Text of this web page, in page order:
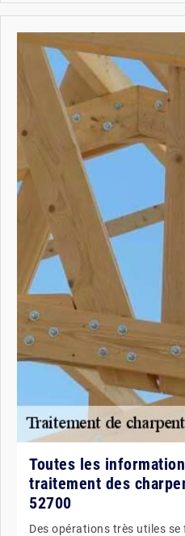
Toutes les
traitement des
52700
Des opérations très utiles